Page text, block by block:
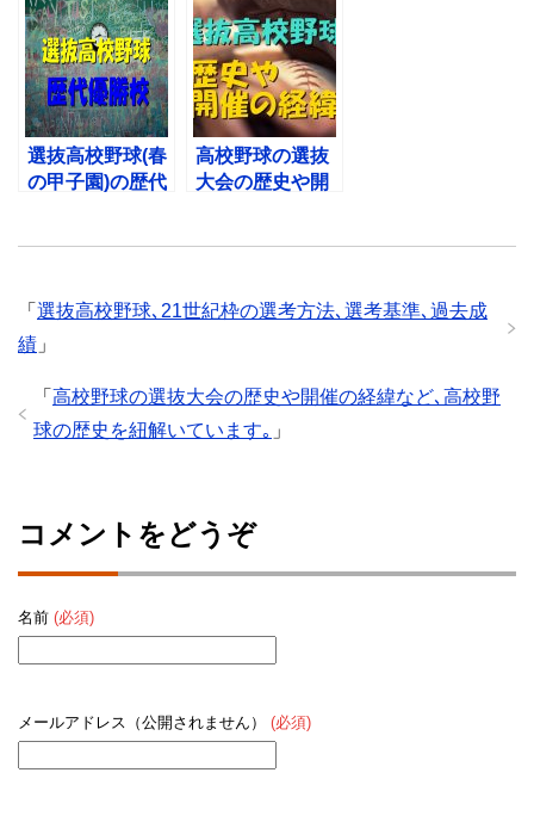
選抜高校野球(春
の甲子園)の歴代
高校野球の選抜
大会の歴史や開
「 選抜高校野球､21世紀枠の選考方法､選考基準､過去成
績 」
「 高校野球の選抜大会の歴史や開催の経緯など､高校野
球の歴史を紐解いています｡ 」
コメントをどうぞ
名前 (必須)
メールアドレス（公開されません） (必須)